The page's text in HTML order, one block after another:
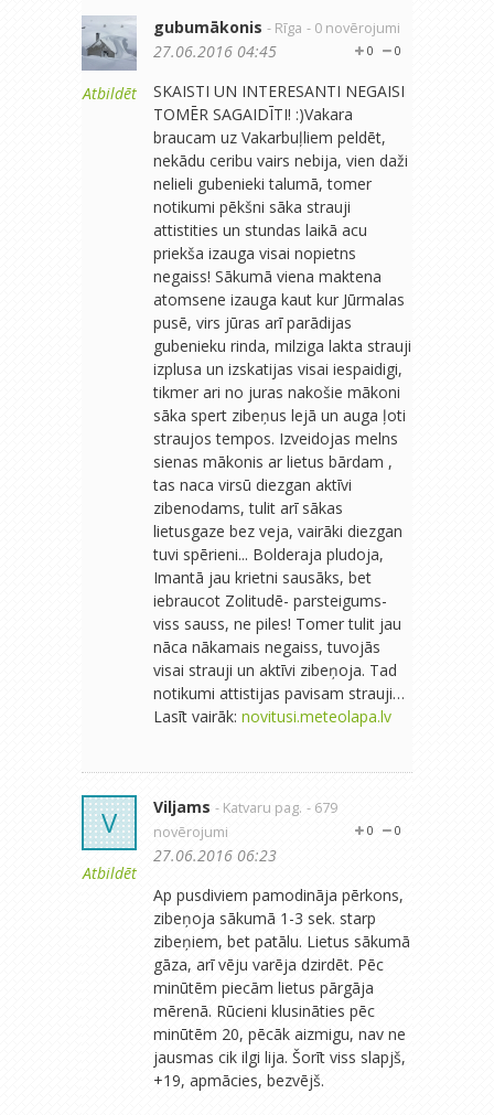
Atbildēt
gubumākonis - Rīga - 0 novērojumi
0
0
27.06.2016 04:45
SKAISTI UN INTERESANTI NEGAISI
TOMĒR SAGAIDĪTI! :)Vakara
braucam uz Vakarbuļliem peldēt,
nekādu ceribu vairs nebija, vien daži
nelieli gubenieki talumā, tomer
notikumi pēkšni sāka strauji
attistities un stundas laikā acu
priekša izauga visai nopietns
negaiss! Sākumā viena maktena
atomsene izauga kaut kur Jūrmalas
pusē, virs jūras arī parādijas
gubenieku rinda, milziga lakta strauji
izplusa un izskatijas visai iespaidigi,
tikmer ari no juras nakošie mākoni
sāka spert zibeņus lejā un auga ļoti
straujos tempos. Izveidojas melns
sienas mākonis ar lietus bārdam ,
tas naca virsū diezgan aktīvi
zibenodams, tulit arī sākas
lietusgaze bez veja, vairāki diezgan
tuvi spērieni... Bolderaja pludoja,
Imantā jau krietni sausāks, bet
iebraucot Zolitudē- parsteigums-
viss sauss, ne piles! Tomer tulit jau
nāca nākamais negaiss, tuvojās
visai strauji un aktīvi zibeņoja. Tad
notikumi attistijas pavisam strauji…
Lasīt vairāk: novitusi.meteolapa.lv
V
Atbildēt
Viljams - Katvaru pag. - 679
novērojumi
0
0
27.06.2016 06:23
Ap pusdiviem pamodināja pērkons,
zibeņoja sākumā 1-3 sek. starp
zibeņiem, bet patālu. Lietus sākumā
gāza, arī vēju varēja dzirdēt. Pēc
minūtēm piecām lietus pārgāja
mērenā. Rūcieni klusināties pēc
minūtēm 20, pēcāk aizmigu, nav ne
jausmas cik ilgi lija. Šorīt viss slapjš,
+19, apmācies, bezvējš.